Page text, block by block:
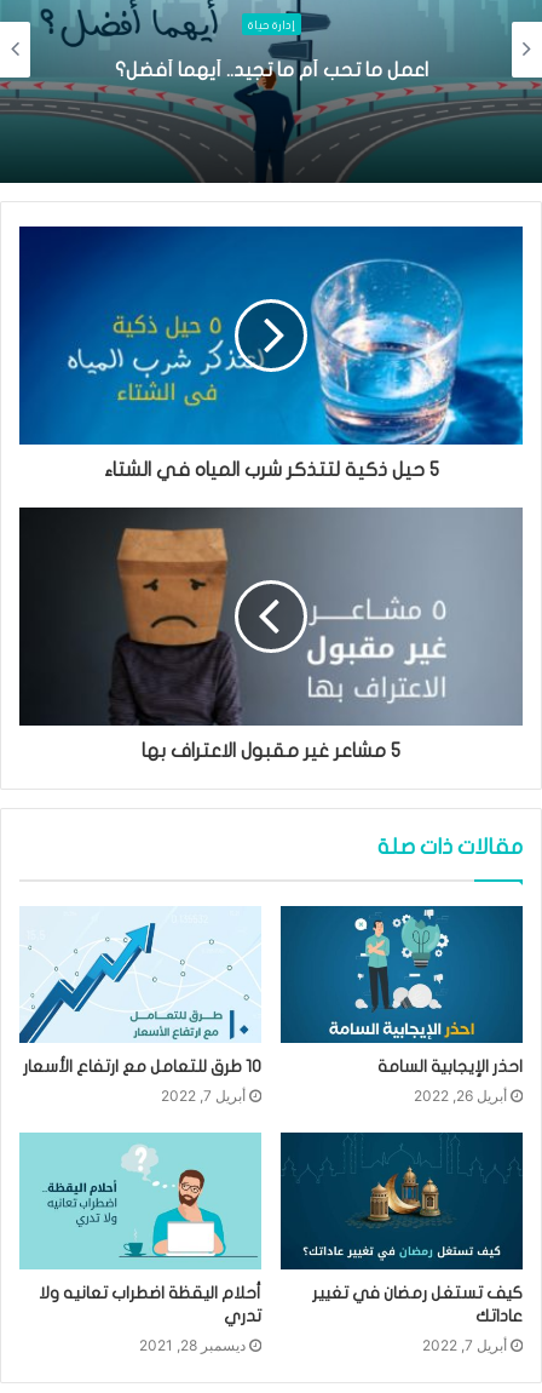
إدارة حياة
كيف تتحرر من ضغوطات توقعاتك
5 حيل ذكية لتتذكر شرب المياه في الشتاء
5 مشاعر غير مقبول الاعتراف بها
مقالات ذات صلة
احذر الإيجابية السامة
أبريل 26, 2022
10 طرق للتعامل مع ارتفاع الأسعار
أبريل 7, 2022
كيف تستغل رمضان في تغيير
عاداتك
أبريل 7, 2022
أحلام اليقظة اضطراب تعانيه ولا
تدري
ديسمبر 28, 2021